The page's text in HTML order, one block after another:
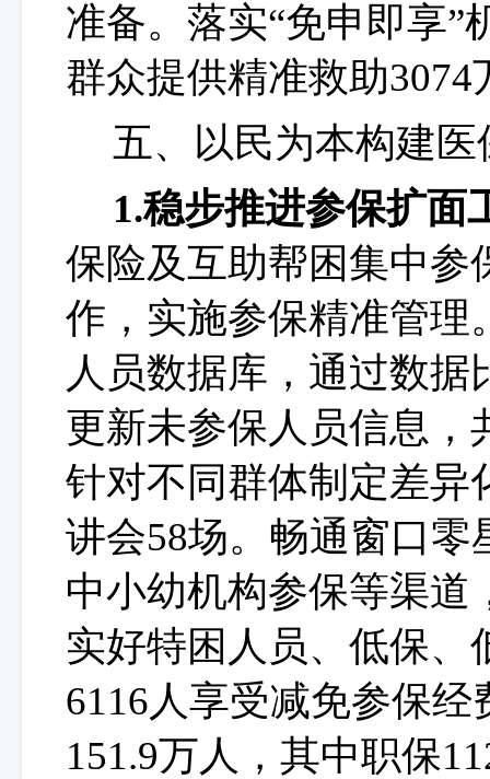
准备。落实“免申即享”
群众提供精准救助3074
五、以民为本构建
1.稳步推进参保扩面
保险及互助帮困集中参
作，实施参保精准管理
人员数据库，通过数
更新未参保人员信息，
针对不同群体制定差异
讲会58场。畅通窗口零
中小幼机构参保等渠道
实好特困人员、低保、
6116人享受减免参保经
151.9万人，其中职保